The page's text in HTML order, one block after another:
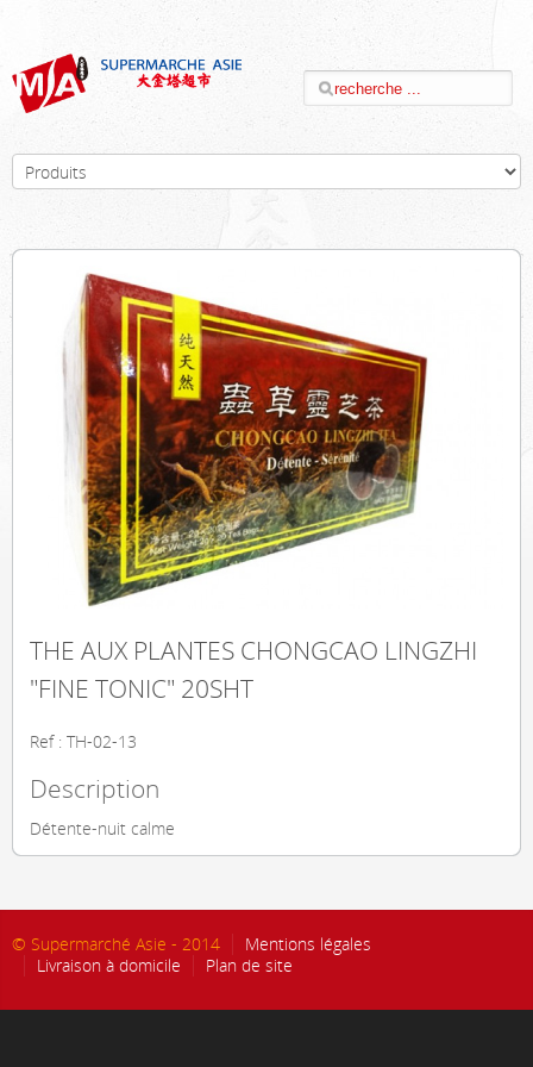
THE AUX PLANTES CHONGCAO LINGZHI
"FINE TONIC" 20SHT
Ref : TH-02-13
Description
Détente-nuit calme
© Supermarché Asie - 2014
Mentions légales
Livraison à domicile
Plan de site